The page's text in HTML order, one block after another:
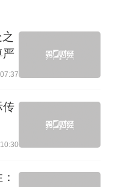
立足中国文化
慧，构建自主
中国参与全球
特色哲学社会
术研究都要体
的、国家的、
体性不是问题，
不是问题的问
严
传